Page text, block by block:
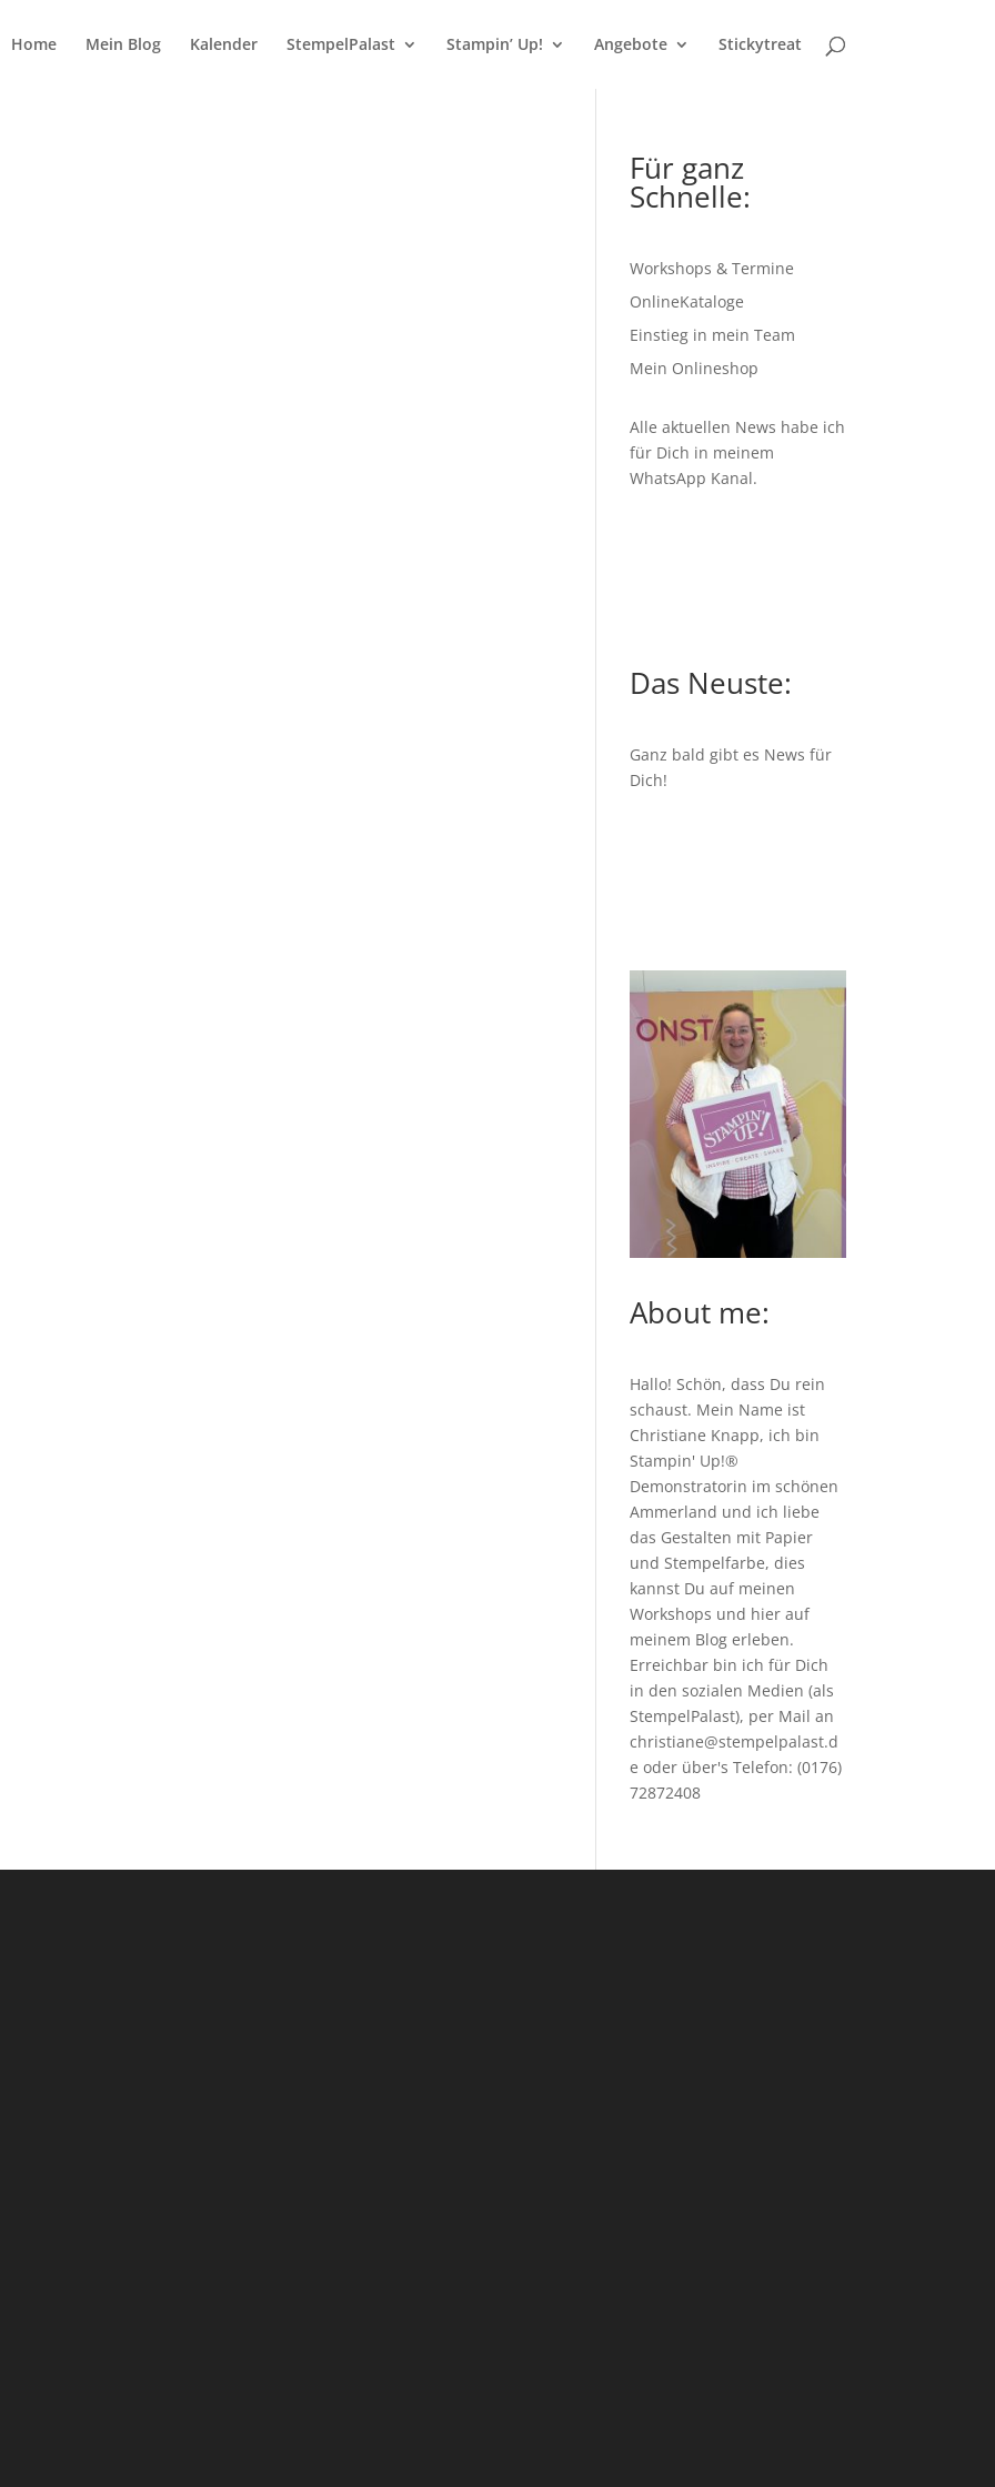
Home Mein Blog Kalender StempelPalast Stampin’ Up! Angebote Stickytreat
Für ganz
Schnelle:
Workshops & Termine
OnlineKataloge
Einstieg in mein Team
Mein Onlineshop
Alle aktuellen News habe ich
für Dich in meinem
WhatsApp Kanal.
Das Neuste:
Ganz bald gibt es News für
Dich!
About me:
Hallo! Schön, dass Du rein
schaust. Mein Name ist
Christiane Knapp, ich bin
Stampin' Up!®
Demonstratorin im schönen
Ammerland und ich liebe
das Gestalten mit Papier
und Stempelfarbe, dies
kannst Du auf meinen
Workshops und hier auf
meinem Blog erleben.
Erreichbar bin ich für Dich
in den sozialen Medien (als
StempelPalast), per Mail an
christiane@stempelpalast.d
e oder über's Telefon: (0176)
72872408